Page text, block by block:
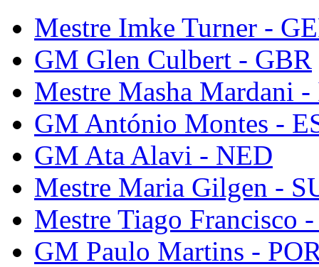
Mestre Imke Turner -
GM Glen Culbert - GBR
Mestre Masha Mardani
GM António Montes -
GM Ata Alavi - NED
Mestre Maria Gilgen -
Mestre Tiago Francisco
GM Paulo Martins -